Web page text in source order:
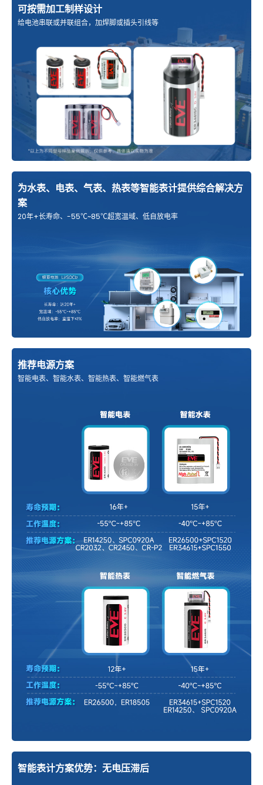
可按需加工制样设计
给电池串联或并联组合，加焊脚或插头引线等
为水表、电表、气表、热表等智能表计提供综合解决方
案
20年+长寿命、-55℃~85℃超宽温域、低自放电率
推荐电源方案
智能电表、智能水表、智能热表、智能燃气表
智能表计方案优势：无电压滞后